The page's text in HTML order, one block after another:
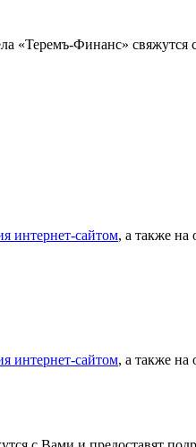
«Теремъ-Финанс»
интернет-сайтом, а также на
интернет-сайтом, а также на